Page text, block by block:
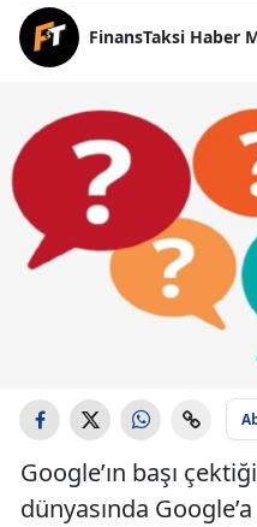
FinansTaksi Haber
Google’ın başı
dünyasında